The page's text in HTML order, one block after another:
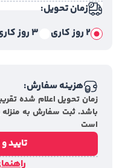
زمان تحویل:
2 روز کاری
3 روز کاری
هزینه سفارش:
زمان تحویل اعلام شده
باشد. ثبت سفارش به
است
تایید و